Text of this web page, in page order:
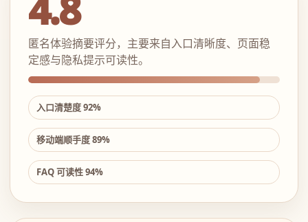
匿名体验摘要评分，主要来自入口清晰度、页面稳
定感与隐私提示可读性。
入口清楚度 92%
移动端顺手度 89%
FAQ 可读性 94%